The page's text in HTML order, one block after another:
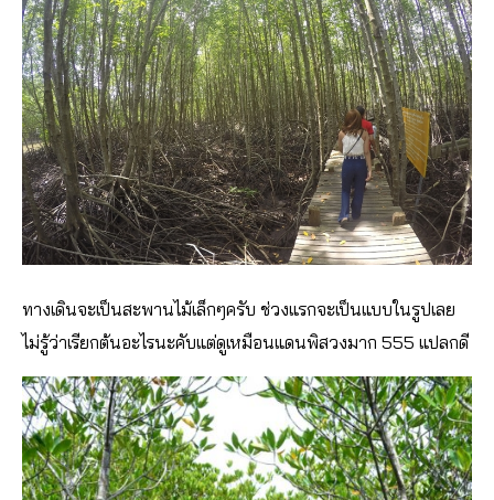
ทางเดินจะเป็นสะพานไม้เล็กๆครับ ช่วงแรกจะเป็นแบบในรูปเลย
ไม่รู้ว่าเรียกต้นอะไรนะคับแต่ดูเหมือนแดนพิสวงมาก 555 แปลกดี